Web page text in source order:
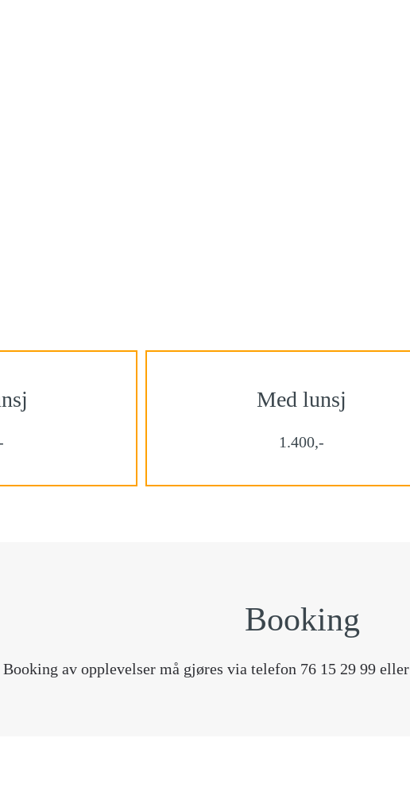
Med lunsj
1.400,-
Booking
Booking av opplevelser må gjøres via telefon 76 15 29 99 eller